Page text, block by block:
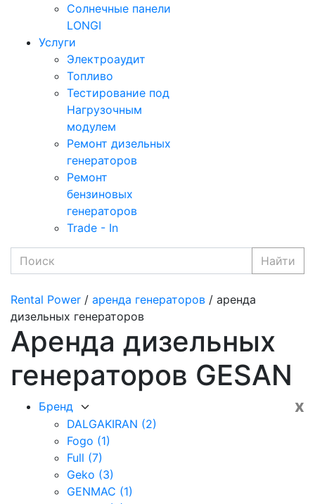
Солнечные панели
LONGI
Услуги
Электроаудит
Топливо
Тестирование под
Нагрузочным
модулем
Ремонт дизельных
генераторов
Ремонт
бензиновых
генераторов
Trade - In
Найти
Rental Power / аренда генераторов / аренда
дизельных генераторов
Аренда дизельных
генераторов GESAN
x
Бренд
DALGAKIRAN (2)
Fogo (1)
Full (7)
Geko (3)
GENMAC (1)